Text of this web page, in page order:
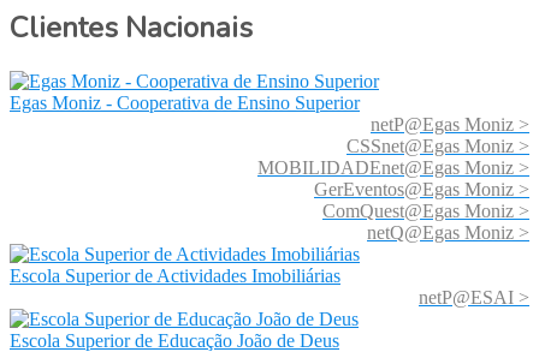
Clientes Nacionais
Egas Moniz - Cooperativa de Ensino Superior
netP@Egas Moniz >
CSSnet@Egas Moniz >
MOBILIDADEnet@Egas Moniz >
GerEventos@Egas Moniz >
ComQuest@Egas Moniz >
netQ@Egas Moniz >
Escola Superior de Actividades Imobiliárias
netP@ESAI >
Escola Superior de Educação João de Deus